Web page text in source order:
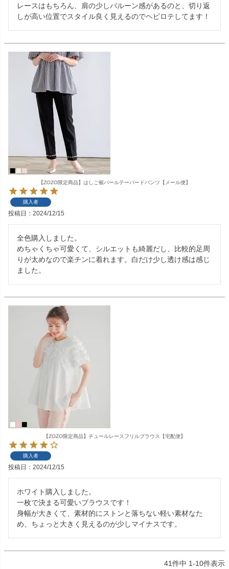
レースはもちろん、肩の少しバルーン感があるのと、切り返
しが高い位置でスタイル良く見えるのでヘビロテしてます！
【ZOZO限定商品】はしご裾パールテーパードパンツ【メール便】
購入者
投稿日 2024/12/15
全色購入しました。
めちゃくちゃ可愛くて、シルエットも綺麗だし、比較的足周
りが太めなので楽チンに着れます。白だけ少し透け感は感じ
ました。
【ZOZO限定商品】チュールレースフリルブラウス【宅配便】
購入者
投稿日 2024/12/15
ホワイト購入しました。
一枚で決まる可愛いブラウスです！
身幅が大きくて、素材的にストンと落ちない軽い素材なた
め、ちょっと大きく見えるのが少しマイナスです。
41件中 1-10件表示